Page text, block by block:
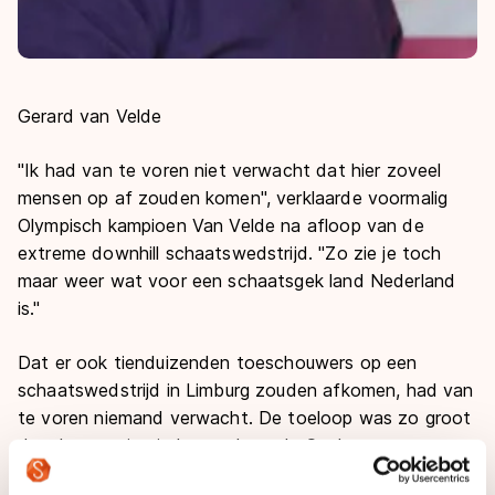
Gerard van Velde
"Ik had van te voren niet verwacht dat hier zoveel
mensen op af zouden komen", verklaarde voormalig
Olympisch kampioen Van Velde na afloop van de
extreme downhill schaatswedstrijd. "Zo zie je toch
maar weer wat voor een schaatsgek land Nederland
is."
Dat er ook tienduizenden toeschouwers op een
schaatswedstrijd in Limburg zouden afkomen, had van
te voren niemand verwacht. De toeloop was zo groot
dat de organisatie het park op de Cauberg
noodgedwongen dicht moest doen en ongeveer